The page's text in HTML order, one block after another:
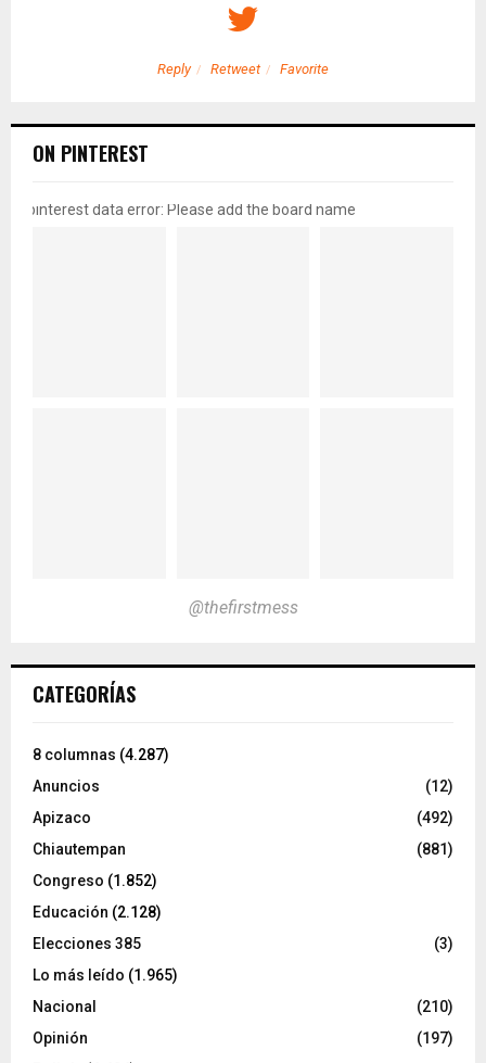
Reply Retweet Favorite
ON PINTEREST
pinterest data error: Please add the board name
@thefirstmess
CATEGORÍAS
8 columnas (4.287)
Anuncios
(12)
Apizaco
(492)
Chiautempan
(881)
Congreso (1.852)
Educación (2.128)
Elecciones 385
(3)
Lo más leído (1.965)
Nacional
(210)
Opinión
(197)